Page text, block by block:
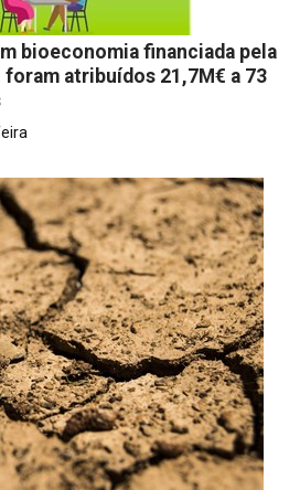
bioeconomia financiada pela
foram atribuídos 21,7M€ a 73